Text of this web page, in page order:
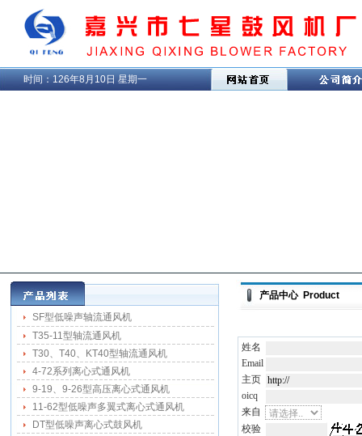
时间： 126年8月10日 星期一
SF型低噪声轴流通风机
T35-11型轴流通风机
T30、T40、KT40型轴流通风机
4-72系列离心式通风机
9-19、9-26型高压离心式通风机
11-62型低噪声多翼式离心式通风机
DT型低噪声离心式鼓风机
产品中心 Product
姓名
Email
主页
oicq
来自
校验